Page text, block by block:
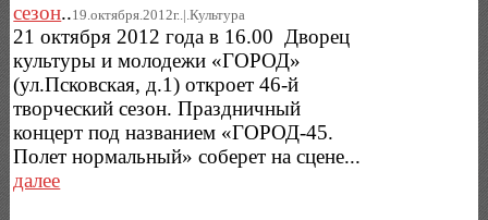
сезон..19.октября.2012г..|.Культура
21 октября 2012 года в 16.00 Дворец
культуры и молодежи «ГОРОД»
(ул.Псковская, д.1) откроет 46-й
творческий сезон. Праздничный
концерт под названием «ГОРОД-45.
Полет нормальный» соберет на сцене...
далее